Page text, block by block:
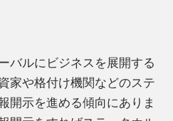
バルにビジネスを展開する
家や格付け機関などのステ
開示を進める傾向にありま